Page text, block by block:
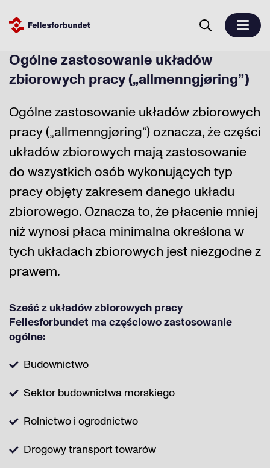
Ogólne zastosowanie układów
zbiorowych pracy („allmenngjøring”)
Ogólne zastosowanie układów zbiorowych
pracy („allmenngjøring”) oznacza, że części
układów zbiorowych mają zastosowanie
do wszystkich osób wykonujących typ
pracy objęty zakresem danego układu
zbiorowego. Oznacza to, że płacenie mniej
niż wynosi płaca minimalna określona w
tych układach zbiorowych jest niezgodne z
prawem.
Sześć z układów zbiorowych pracy
Fellesforbundet ma częściowo zastosowanie
ogólne:
Budownictwo
Sektor budownictwa morskiego
Rolnictwo i ogrodnictwo
Drogowy transport towarów